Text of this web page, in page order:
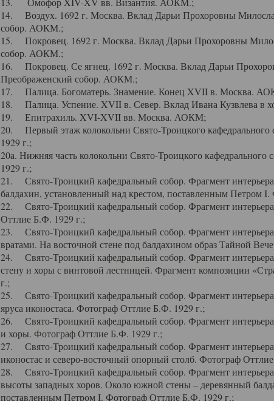
14. Воздух. 1692 г. Москва. Вклад Дарьи Прохоровны
собор. АОКМ.;
15. Покровец. 1692 г. Москва. Вклад Дарьи Прохоровны
собор. АОКМ.;
16. Покровец. Се ягнец. 1692 г. Москва. Вклад Дарьи
Преображенский собор. АОКМ.;
17. Палица. Богоматерь. Знамение. Конец XVII в. Москва.
18. Палица. Успение. XVII в. Север. Вклад Ивана Кузвлева в
19. Епитрахиль. XVI-XVII вв. Москва. АОКМ;
20. Первый этаж колокольни Свято-Троицкого
1929 г.;
20а. Нижняя часть колокольни Свято-Троицкого
1929 г.;
21. Свято-Троицкий кафедральный собор. Фрагмент
балдахин, установленный над крестом, поставленным Петром
22. Свято-Троицкий кафедральный собор. Фрагмент
Оттлие Б.Ф. 1929 г.;
23. Свято-Троицкий кафедральный собор. Фрагмент
вратами. На восточной стене под балдахином образ Тайной
24. Свято-Троицкий кафедральный собор. Фрагмент
стену и хоры с винтовой лестницей. Фрагмент композиции
г.;
25. Свято-Троицкий кафедральный собор. Фрагмент
яруса иконостаса. Фотограф Оттлие Б.Ф. 1929 г.;
26. Свято-Троицкий кафедральный собор. Фрагмент
и хоры. Фотограф Оттлие Б.Ф. 1929 г.;
27. Свято-Троицкий кафедральный собор. Фрагмент
иконостас и северо-восточный опорный столб. Фотограф
28. Свято-Троицкий кафедральный собор. Фрагмент
высоты западных хоров. Около южной стены – деревянный
поставленным Петром I. Фотограф Оттлие Б.Ф. 1929 г.;